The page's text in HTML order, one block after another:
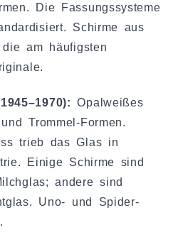
Die Fassungssysteme
Schirme aus
am häufigsten
Opalweißes
Trommel-Formen.
trieb das Glas in
Einige Schirme sind
andere sind
Uno- und Spider-